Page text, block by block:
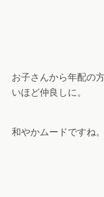
お子さんから年配の
いほど仲良しに。
和やかムードですね。